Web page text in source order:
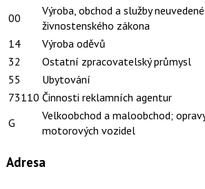
00
Výroba, obchod a služby
živnostenského zákona
14
Výroba oděvů
32
Ostatní zpracovatelský průmysl
55
Ubytování
73110 Činnosti reklamních agentur
G
Velkoobchod a maloobchod;
motorových vozidel
Adresa